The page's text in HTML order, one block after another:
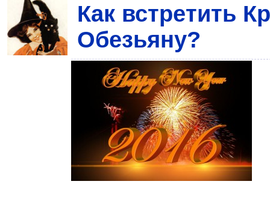
Как встретить
Обезьяну?